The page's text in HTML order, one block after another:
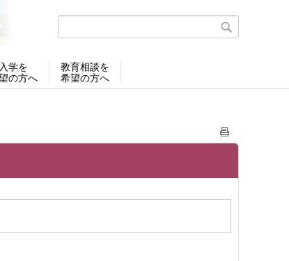
入学を
の方へ
教育相談を
希望の方へ